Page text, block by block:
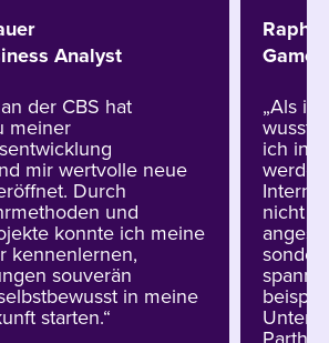
Analyst
der CBS hat
meiner
mir wertvolle neue
Durch
und
konnte ich meine
kennenlernen,
souverän
in meine
starten.“
Game
„Als
wusste
ich in
werde.
nicht